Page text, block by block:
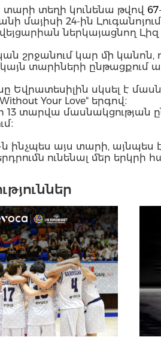
տարի տեղի կունենա թվով 67
մայիսի 24-ին
ներկայացնող Լիզ
շրջանում կար մի կանոն,
տարիների ընթացքում
Եվրատեսիլին սկսել է
Your Love" երգով։
13 տարվա մասնակցության
ն ինչպես այս տարի, այնպես
ունենալ մեր երկրի